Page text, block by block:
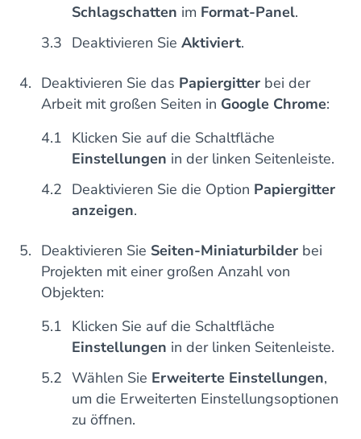
Schlagschatten im Format-Panel.
Deaktivieren Sie Aktiviert.
Deaktivieren Sie das Papiergitter bei der
Arbeit mit großen Seiten in Google Chrome:
Klicken Sie auf die Schaltfläche
Einstellungen in der linken Seitenleiste.
Deaktivieren Sie die Option Papiergitter
anzeigen.
Deaktivieren Sie Seiten-Miniaturbilder bei
Projekten mit einer großen Anzahl von
Objekten:
Klicken Sie auf die Schaltfläche
Einstellungen in der linken Seitenleiste.
Wählen Sie Erweiterte Einstellungen,
um die Erweiterten Einstellungsoptionen
zu öffnen.